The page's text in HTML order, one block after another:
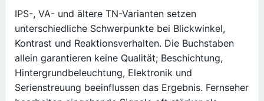
IPS-, VA- und ältere TN-Varianten setzen
unterschiedliche Schwerpunkte bei Blickwinkel,
Kontrast und Reaktionsverhalten. Die Buchstaben
allein garantieren keine Qualität; Beschichtung,
Hintergrundbeleuchtung, Elektronik und
Serienstreuung beeinflussen das Ergebnis. Fernseher